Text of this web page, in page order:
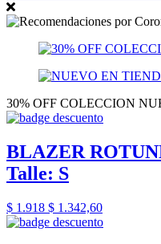
30% OFF COLECCION
BLAZER
Talle: S
$ 1.918 $ 1.342,60